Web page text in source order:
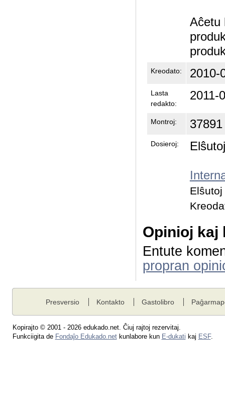
Aĉetu
Kreodato: 2010-
Lasta
redakto:
2011-
Montroj: 37891
Dosieroj:
Opinioj kaj
Entute
propran
Presversio Kontakto Gastolibro
Kopirajto © 2001 - 2026 edukado.net. Ĉiuj rajtoj rezervitaj.
Funkciigita de Fondaĵo Edukado.netkunlabore kun E-dukati kaj ESF.